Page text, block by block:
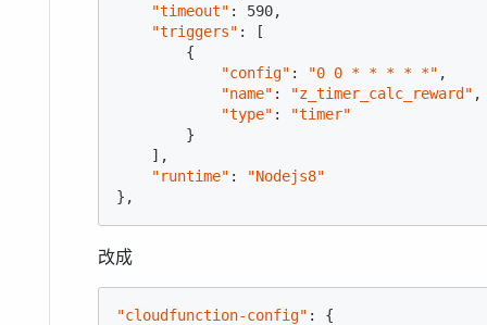
"timeout" : 590,
"triggers" : [
        {
"config" : "0 0 * * * * *" ,
"name" : "z_timer_calc_reward" ,
"type" :
"timer"
        }
    ],
"runtime" :
"Nodejs8"
},
改成
"cloudfunction-config" : {